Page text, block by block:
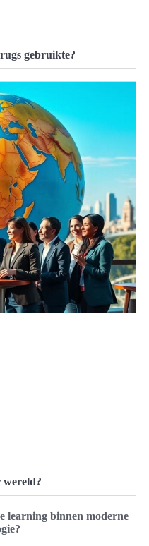
gebruikte?
wereld?
learning binnen moderne